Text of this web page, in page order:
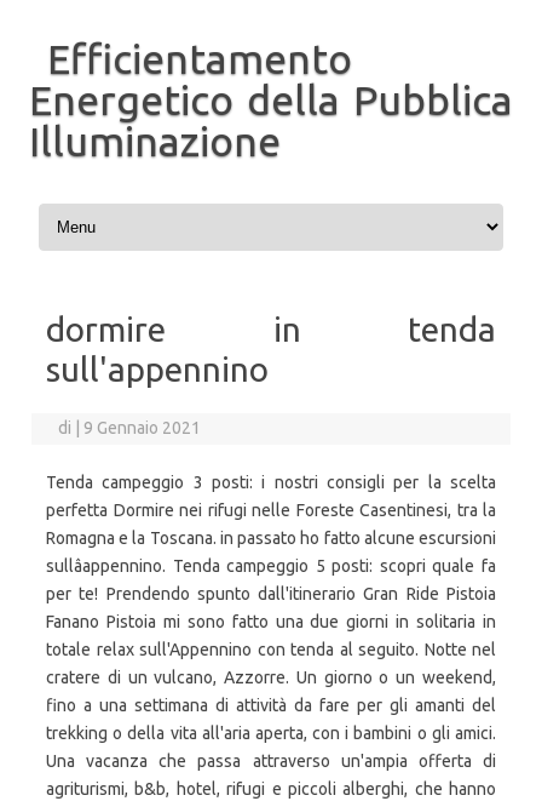
Efficientamento
Energetico della Pubblica
Illuminazione
Vai al contenuto
dormire in tenda
sull'appennino
di 9 Gennaio 2021
Tenda campeggio 3 posti: i nostri consigli per la scelta
perfetta Dormire nei rifugi nelle Foreste Casentinesi, tra la
Romagna e la Toscana. in passato ho fatto alcune escursioni
sullâappennino. Tenda campeggio 5 posti: scopri quale fa
per te! Prendendo spunto dall'itinerario Gran Ride Pistoia
Fanano Pistoia mi sono fatto una due giorni in solitaria in
totale relax sull'Appennino con tenda al seguito. Notte nel
cratere di un vulcano, Azzorre. Un giorno o un weekend,
fino a una settimana di attività da fare per gli amanti del
trekking o della vita all'aria aperta, con i bambini o gli amici.
Una vacanza che passa attraverso un'ampia offerta di
agriturismi, b&b, hotel, rifugi e piccoli alberghi, che hanno